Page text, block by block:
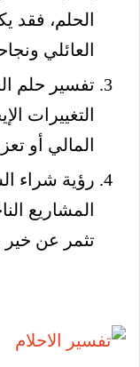
الحلم، فقد
العائلي
تفسير حلم
التغييرات
المالي أو
رؤية شراء
المشاريع
تثمر عن خير